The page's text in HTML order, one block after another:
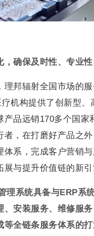
，确保及时性、专业
理邦辐射全国市场的
机构提供了创新型、
产品远销170多个国家
者，在打磨好产品之
体系，完成客户营销
与提升价值链的新引
理系统具备与ERP系
、安装服务、维修服
全链条服务体系的打